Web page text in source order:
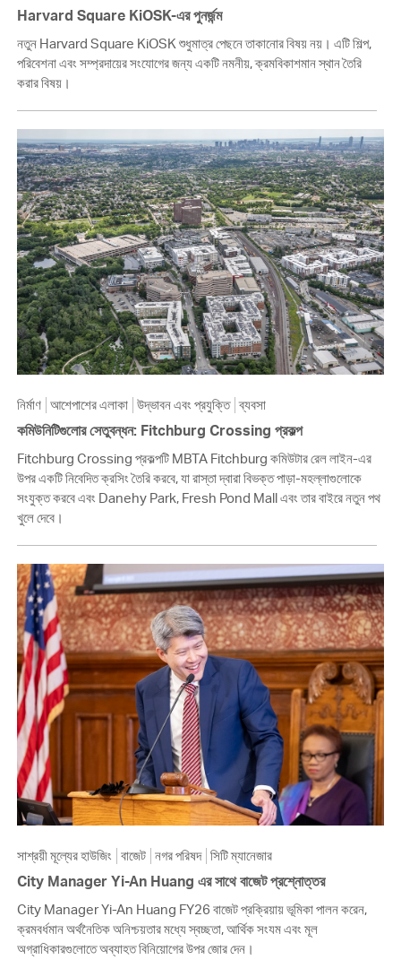
Harvard Square KiOSK-এর পুনর্জন্ম
নতুন Harvard Square KiOSK শুধুমাত্র পেছনে তাকানোর বিষয় নয়। এটি শিল্প,
পরিবেশনা এবং সম্প্রদায়ের সংযোগের জন্য একটি নমনীয়, ক্রমবিকাশমান স্থান তৈরি
করার বিষয়।
নির্মাণ আশেপাশের এলাকা উদ্ভাবন এবং প্রযুক্তি ব্যবসা
কমিউনিটিগুলোর সেতুবন্ধন: Fitchburg Crossing প্রকল্প
Fitchburg Crossing প্রকল্পটি MBTA Fitchburg কমিউটার রেল লাইন-এর
উপর একটি নিবেদিত ক্রসিং তৈরি করবে, যা রাস্তা দ্বারা বিভক্ত পাড়া-মহল্লাগুলোকে
সংযুক্ত করবে এবং Danehy Park, Fresh Pond Mall এবং তার বাইরে নতুন পথ
খুলে দেবে।
সাশ্রয়ী মূল্যের হাউজিং বাজেট নগর পরিষদ সিটি ম্যানেজার
City Manager Yi-An Huang এর সাথে বাজেট প্রশ্নোত্তর
City Manager Yi-An Huang FY26 বাজেট প্রক্রিয়ায় ভূমিকা পালন করেন,
ক্রমবর্ধমান অর্থনৈতিক অনিশ্চয়তার মধ্যে স্বচ্ছতা, আর্থিক সংযম এবং মূল
অগ্রাধিকারগুলোতে অব্যাহত বিনিয়োগের উপর জোর দেন।